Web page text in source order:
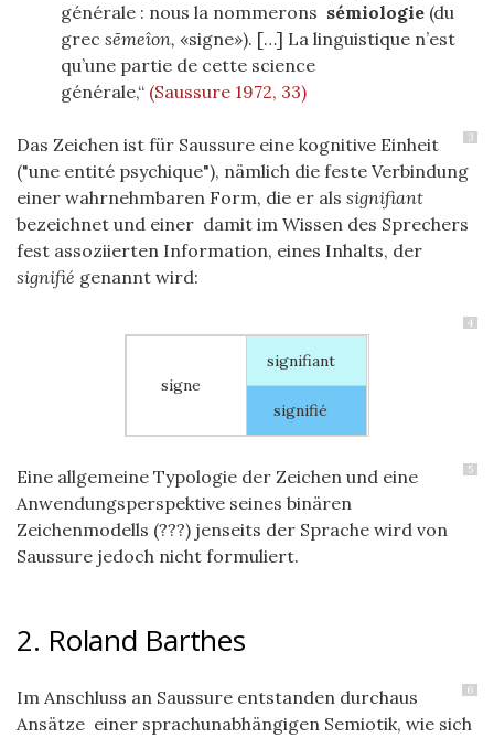
générale : nous la nommerons sémiologie (du
grec sēmeîon, «signe»). […] La linguistique n’est
qu’une partie de cette science
générale,“ (Saussure 1972, 33)
3
Das Zeichen ist für Saussure eine kognitive Einheit
("une entité psychique"), nämlich die feste Verbindung
einer wahrnehmbaren Form, die er als signifiant
bezeichnet und einer damit im Wissen des Sprechers
fest assoziierten Information, eines Inhalts, der
signifié genannt wird:
4
signe
signifiant
signifié
5
Eine allgemeine Typologie der Zeichen und eine
Anwendungsperspektive seines binären
Zeichenmodells (???) jenseits der Sprache wird von
Saussure jedoch nicht formuliert.
2. Roland Barthes
6
Im Anschluss an Saussure entstanden durchaus
Ansätze einer sprachunabhängigen Semiotik, wie sich